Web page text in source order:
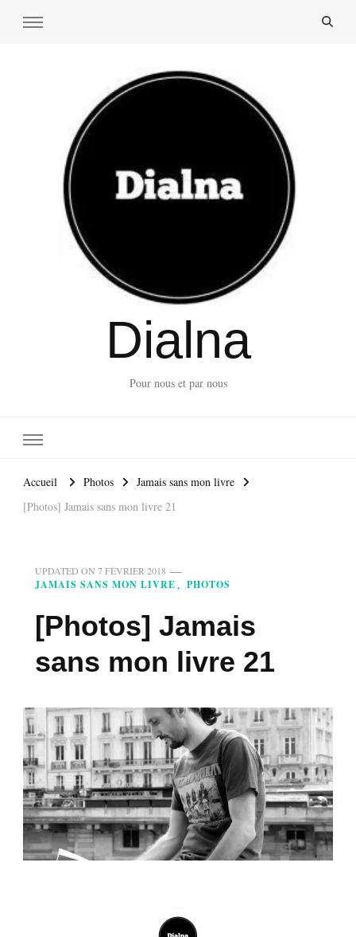
Dialna
Pour nous et par nous
Accueil Photos
Jamais sans mon livre
[Photos] Jamais sans mon livre 21
UPDATED ON 7 FÉVRIER 2018
JAMAIS SANS MON LIVRE PHOTOS
[Photos] Jamais
sans mon livre 21